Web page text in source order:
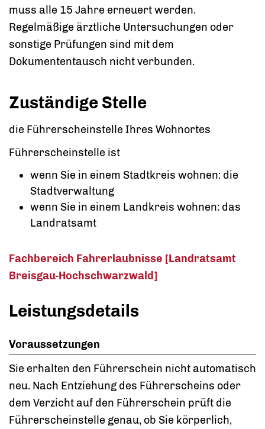
muss alle 15 Jahre erneuert werden.
Regelmäßige ärztliche Untersuchungen oder
sonstige Prüfungen sind mit dem
Dokumententausch nicht verbunden.
Zuständige Stelle
die Führerscheinstelle Ihres Wohnortes
Führerscheinstelle ist
wenn Sie in einem Stadtkreis wohnen: die
Stadtverwaltung
wenn Sie in einem Landkreis wohnen: das
Landratsamt
Fachbereich Fahrerlaubnisse [Landratsamt
Breisgau-Hochschwarzwald]
Leistungsdetails
Voraussetzungen
Sie erhalten den Führerschein nicht automatisch
neu. Nach Entziehung des Führerscheins oder
dem Verzicht auf den Führerschein prüft die
Führerscheinstelle genau, ob Sie körperlich,